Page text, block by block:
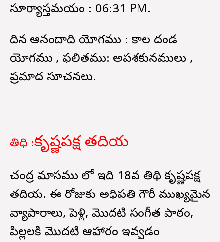
సూర్యాస్తమయం : 06:31 PM.
దిన ఆనందాది యోగము : కాల దండ
యోగము , ఫలితము: అపశకునములు ,
ప్రమాద సూచనలు.
తిధి :కృష్ణపక్ష తదియ
చంద్ర మాసము లో ఇది 18వ తిథి కృష్ణపక్ష
తదియ. ఈ రోజుకు అధిపతి గౌరీ ముఖ్యమైన
వ్యాపారాలు, పెళ్లి, మొదటి సంగీత పాఠం,
పిల్లలకి మొదటి ఆహారం ఇవ్వడం